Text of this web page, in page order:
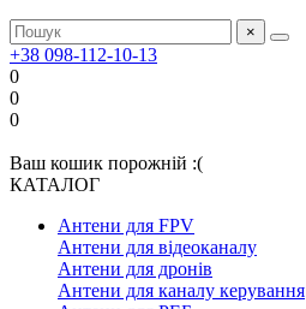
×
+38 098-112-10-13
0
0
0
Ваш кошик порожній :(
КАТАЛОГ
Антени для FPV
Антени для відеоканалу
Антени для дронів
Антени для каналу керування